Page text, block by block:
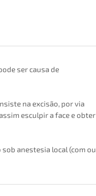
ser causa de
na excisão, por via
esculpir a face e obter
anestesia local (com ou